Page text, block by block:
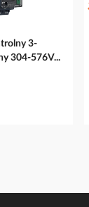
3-
304-576V...